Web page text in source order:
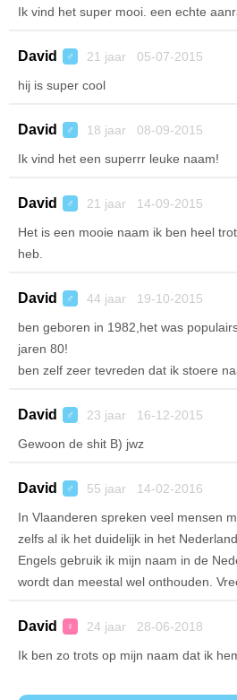
Ik vind het super mooi. een echte
David ♂ 21 jaar 05-07-2015
hij is super cool
David ♂ 18 jaar 08-09-2015
Ik vind het een superrr leuke naam!
David ♂ 21 jaar 14-09-2015
Het is een mooie naam ik ben heel
heb.
David ♂ 44 jaar 19-10-2015
ben geboren in 1982,het was
jaren 80!
ben zelf zeer tevreden dat ik stoere
David ♂ 23 jaar 16-12-2015
Gewoon de shit B) jwz
David ♂ 55 jaar 14-02-2016
In Vlaanderen spreken veel mensen
zelfs al ik het duidelijk in het
Engels gebruik ik mijn naam in de
wordt dan meestal wel onthouden.
David ♀ 24 jaar 28-06-2018
Ik ben zo trots op mijn naam dat ik